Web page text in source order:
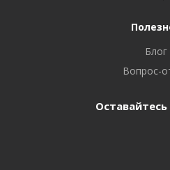
Блог
Вопрос-
Оставайтесь